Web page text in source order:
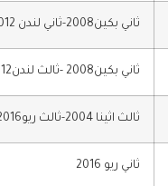
ثاني بكين2008-ثاني لندن 2012- اول ريو 2016
ثاني بكين2008 -ثالث لندن2012-ثالث ريو2016
ثالث اثينا 2004-ثالث ريو2016
ثاني ريو 2016